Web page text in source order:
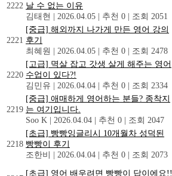
2222 날 수 없는 이유
김태현 | 2026.04.05 | 추천 0 | 조회 2051
2221
[중급] 해외까지 나가게 만든 영어 강의
후기
최혜원 | 2026.04.05 | 추천 0 | 조회 2478
2220
[고급] 멱살 잡고 갓생 살게 해주는 영어
수업이 있다?!
김민유 | 2026.04.04 | 추천 0 | 조회 2334
2219
[중급] 애매하게 영어하는 분들? 종착지
는 여기입니다.
Soo K | 2026.04.04 | 추천 0 | 조회 2047
2218
[초급] 빵빵잉글리시 10개월차 성덕된
빵빵이 후기
조한비 | 2026.04.04 | 추천 0 | 조회 2073
[초급] 영어 배우려면 빵빵이 답이에요!!